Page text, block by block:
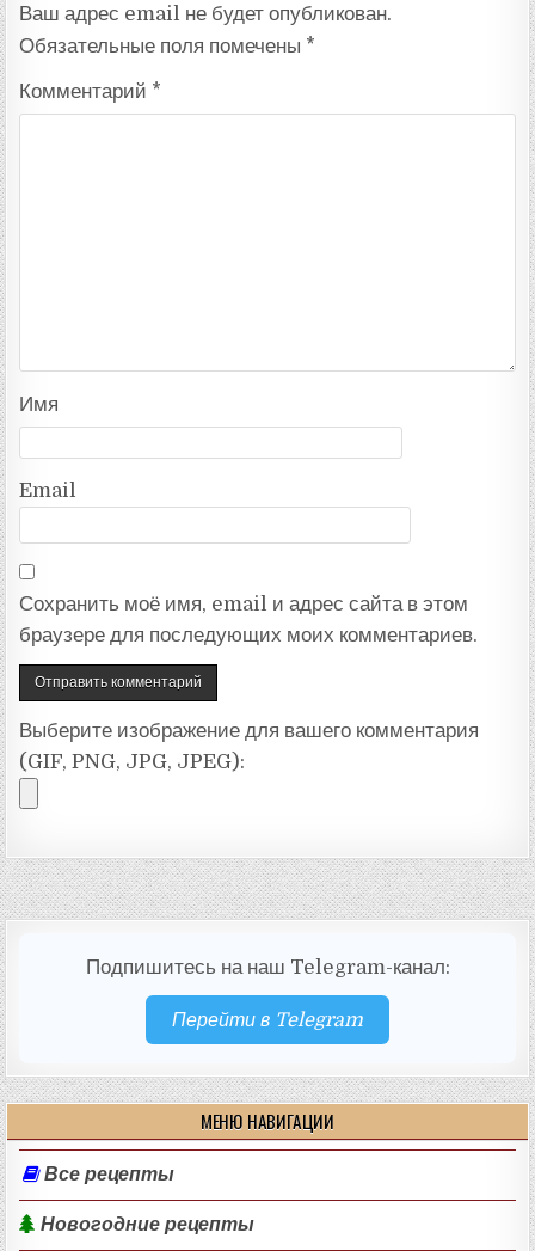
Ваш адрес email не будет опубликован.
Обязательные поля помечены *
Комментарий *
Имя
Email
Сохранить моё имя, email и адрес сайта в этом
браузере для последующих моих комментариев.
Выберите изображение для вашего комментария
(GIF, PNG, JPG, JPEG):
Подпишитесь на наш Telegram-канал:
Перейти в Telegram
МЕНЮ НАВИГАЦИИ
Все рецепты
Новогодние рецепты